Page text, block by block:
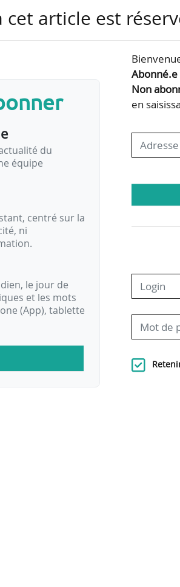
ou de voyageurs, et
et le ministre délégué
plus de 18 ans et de moins de
que s’ils bénéficient des
cet article est
du
équipe
centré sur la
ni
le jour de
et les mots
(App), tablette
Abonné.e
Non
en